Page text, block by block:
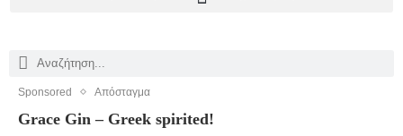
Sponsored Απόσταγμα
Grace Gin – Greek spirited!